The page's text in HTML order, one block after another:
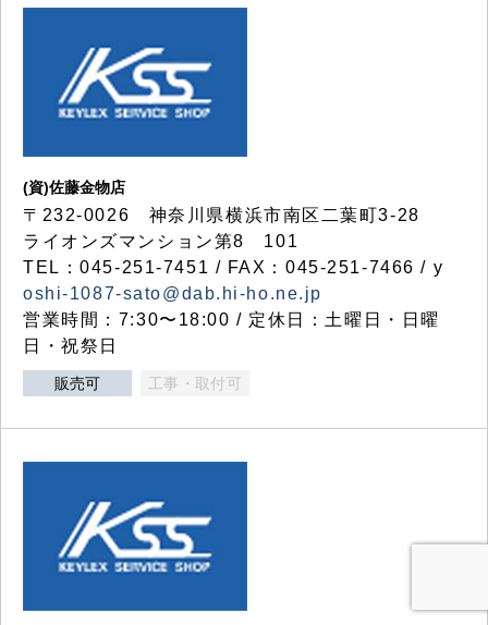
(資)佐藤金物店
〒232-0026 神奈川県横浜市南区二葉町3-28
ライオンズマンション第8 101
TEL：045-251-7451 / FAX：045-251-7466 / y
oshi-1087-sato@dab.hi-ho.ne.jp
営業時間：7:30〜18:00 / 定休日：土曜日・日曜
日・祝祭日
販売可 工事・取付可